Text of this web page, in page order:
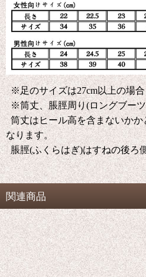
※足のサイズは27cm以上の場合
※筒丈、脹脛周り(ロングブー
筒丈はヒール高を含まないかか
なります。
脹脛(ふくらはぎ)はすねの後ろ
関連商品